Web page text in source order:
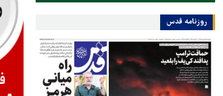
روزنامه قدس